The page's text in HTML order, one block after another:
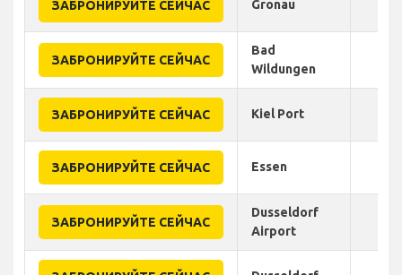
ЗАБРОНИРУЙТЕ СЕЙЧАС Gronau
ЗАБРОНИРУЙТЕ СЕЙЧАС
Bad
Wildungen
ЗАБРОНИРУЙТЕ СЕЙЧАС Kiel Port
ЗАБРОНИРУЙТЕ СЕЙЧАС Essen
ЗАБРОНИРУЙТЕ СЕЙЧАС
Dusseldorf
Airport